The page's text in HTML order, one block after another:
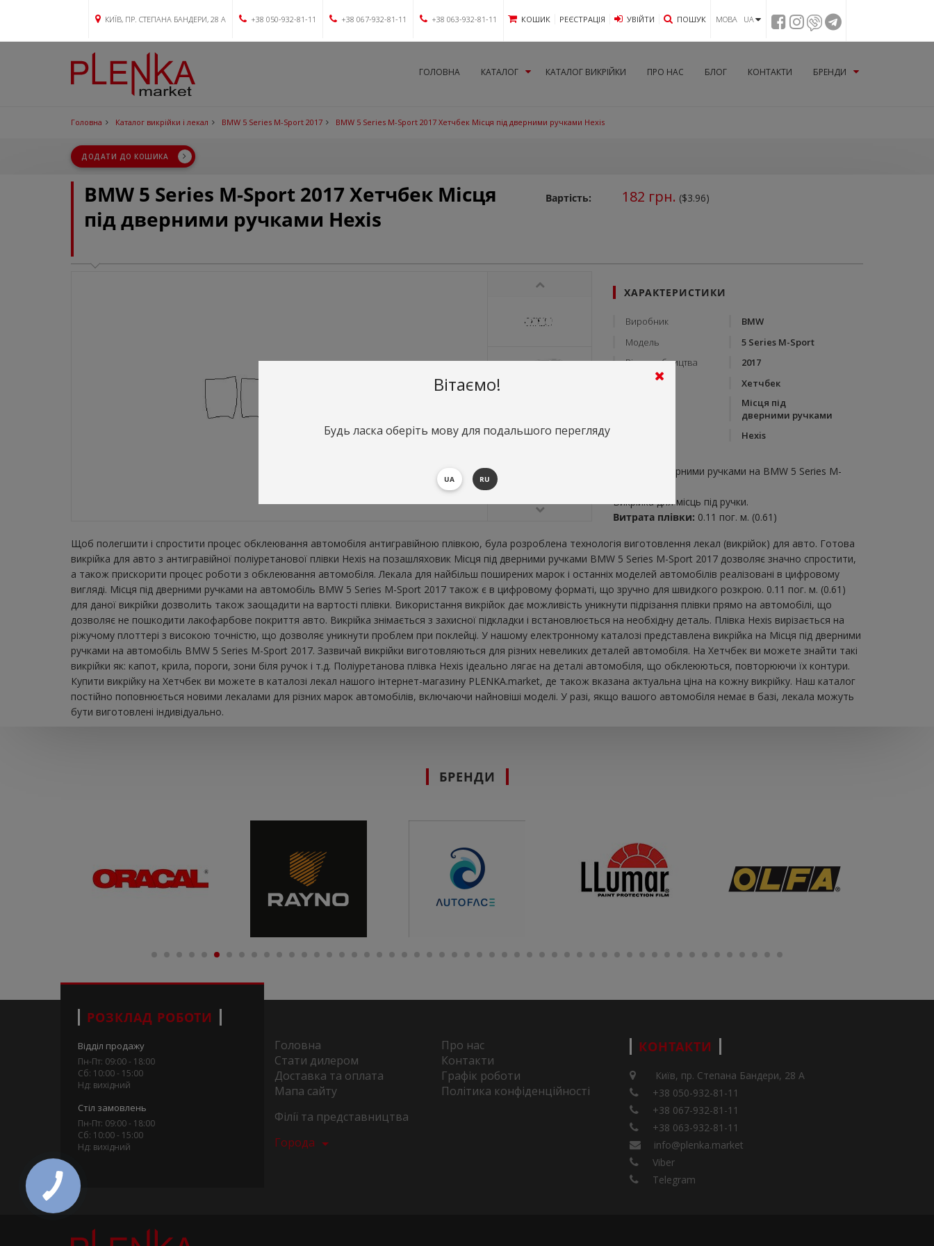
КИЇВ, ПР. СТЕПАНА БАНДЕРИ, 28 А +38 050-932-81-11 +38 067-932-81-11 +38 063-932-81-11 КОШИК РЕЄСТРАЦІЯ УВIЙТИ ПОШУК МОВА UA
ГОЛОВНА КАТАЛОГ КАТАЛОГ ВИКРІЙКИ ПРО НАС БЛОГ КОНТАКТИ БРЕНДИ
Головна Каталог викрійки і лекал BMW 5 Series M-Sport 2017 BMW 5 Series M-Sport 2017 Хетчбек Місця під дверними ручками Hexis
ДОДАТИ ДО КОШИКА
BMW 5 Series M-Sport 2017 Хетчбек Місця
під дверними ручками Hexis
Вартість: 182 грн. ($3.96)
ХАРАКТЕРИСТИКИ
Виробник
BMW
Модель
5 Series M-Sport
Рік виробництва
2017
Тип кузову
Хетчбек
Місця під
дверними ручками
Hexis
Місця під дверними ручками на BMW 5 Series M-
Викрійка для місць під ручки.
Витрата плівки: 0.11 пог. м. (0.61)
Щоб полегшити і спростити процес обклеювання автомобіля антигравійною плівкою, була розроблена технологія виготовлення лекал (викрійок) для авто. Готова
викрійка для авто з антигравійної поліуретанової плівки Hexis на позашляховик Місця під дверними ручками BMW 5 Series M-Sport 2017 дозволяє значно спростити,
а також прискорити процес роботи з обклеювання автомобіля. Лекала для найбільш поширених марок і останніх моделей автомобілів реалізовані в цифровому
вигляді. Місця під дверними ручками на автомобіль BMW 5 Series M-Sport 2017 також є в цифровому форматі, що зручно для швидкого розкрою. 0.11 пог. м. (0.61)
для даної викрійки дозволить також заощадити на вартості плівки. Використання викрійок дає можливість уникнути підрізання плівки прямо на автомобілі, що
дозволяє не пошкодити лакофарбове покриття авто. Викрійка знімається з захисної підкладки і встановлюється на необхідну деталь. Плівка Hexis вирізається на
ріжучому плоттері з високою точністю, що дозволяє уникнути проблем при поклейці. У нашому електронному каталозі представлена ​​викрійка на Місця під дверними
ручками на автомобіль BMW 5 Series M-Sport 2017. Зазвичай викрійки виготовляються для різних невеликих деталей автомобіля. На Хетчбек ви можете знайти такі
викрійки як: капот, крила, пороги, зони біля ручок і т.д. Поліуретанова плівка Hexis ідеально лягає на деталі автомобіля, що обклеюються, повторюючи їх контури.
Купити викрійку на Хетчбек ви можете в каталозі лекал нашого інтернет-магазину PLENKA.market, де також вказана актуальна ціна на кожну викрійку. Наш каталог
постійно поповнюється новими лекалами для різних марок автомобілів, включаючи найновіші моделі. У разі, якщо вашого автомобіля немає в базі, лекала можуть
бути виготовлені індивідуально.
БРЕНДИ
РОЗКЛАД РОБОТИ
Відділ продажу
Пн-Пт: 09:00 - 18:00
Сб: 10:00 - 15:00
Нд: вихідний
Стіл замовлень
Пн-Пт: 09:00 - 18:00
Сб: 10:00 - 15:00
Нд: вихідний
Головна
Про нас
Стати дилером
Контакти
Доставка та оплата
Графік роботи
Мапа сайту
Політика конфіденційності
Філії та представництва
Города
КОНТАКТИ
Київ, пр. Степана Бандери, 28 А
+38 050-932-81-11
+38 067-932-81-11
+38 063-932-81-11
info@plenka.market
Viber
Telegram
Вітаємо!
Будь ласка оберіть мову для подальшого перегляду
UA RU